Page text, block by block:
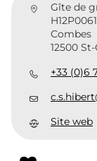
Gîte de
Combes
12500
+33 (0)6
Site web